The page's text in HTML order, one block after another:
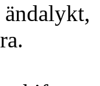
ändalykt,